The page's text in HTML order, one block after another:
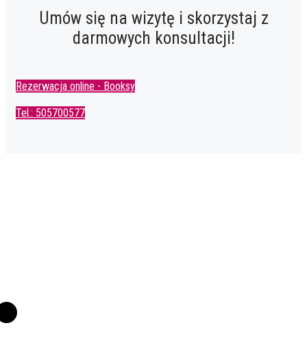
Umów się na wizytę i skorzystaj z
darmowych konsultacji!
Rezerwacja online - Booksy
Tel.: 505700577